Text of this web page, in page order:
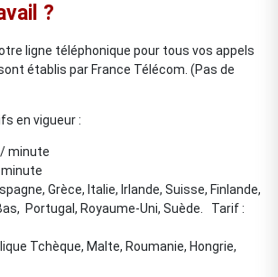
?
ligne téléphonique pour tous vos appels
établis par France Télécom. (Pas de
en vigueur :
/ minute
minute
Grèce, Italie, Irlande, Suisse, Finlande,
Portugal, Royaume-Uni, Suède. Tarif :
Tchèque, Malte, Roumanie, Hongrie,